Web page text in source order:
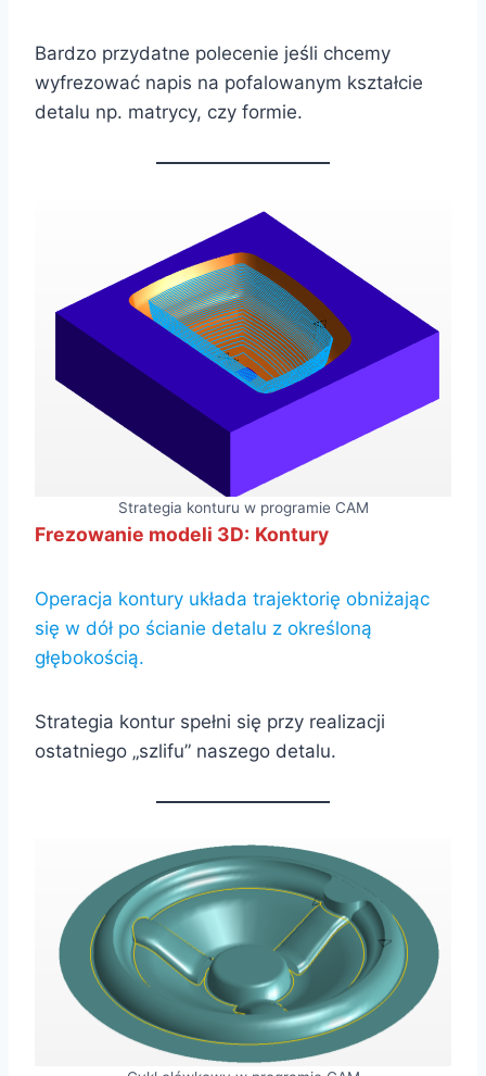
Bardzo przydatne polecenie jeśli chcemy
wyfrezować napis na pofalowanym kształcie
detalu np. matrycy, czy formie.
Strategia konturu w programie CAM
Frezowanie modeli 3D: Kontury
Operacja kontury układa trajektorię obniżając
się w dół po ścianie detalu z określoną
głębokością.
Strategia kontur spełni się przy realizacji
ostatniego „szlifu” naszego detalu.